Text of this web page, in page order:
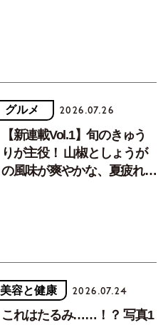
グルメ 2026.07.26
【新連載Vol.1】旬のきゅう
りが主役！ 山椒としょうが
の風味が爽やかな、夏疲れを
美容と健康 2026.07.24
これはたるみ……！？ 写真1